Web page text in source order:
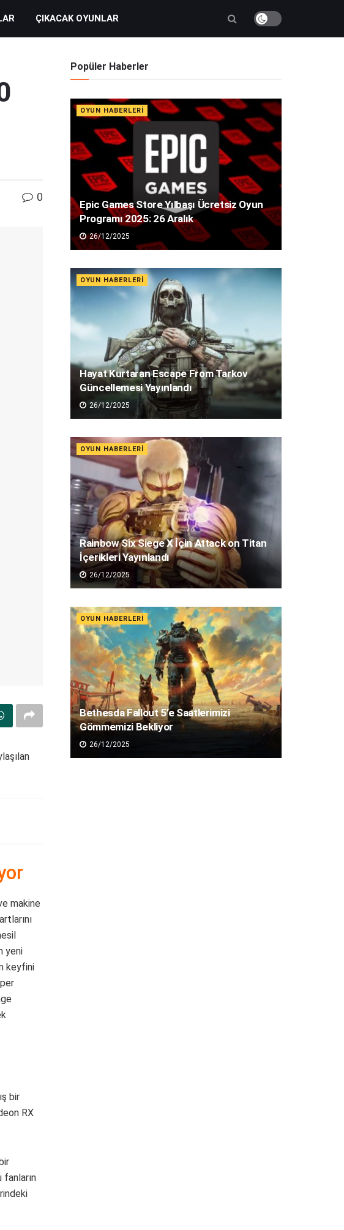
ÇIKACAK OYUNLAR
0
makine
yeni
keyfini
bir
RX
fanların
Popüler Haberler
OYUN HABERLERI
Epic Games Store Yılbaşı Ücretsiz Oyun
Programı 2025: 26 Aralık
26/12/2025
OYUN HABERLERI
Hayat Kurtaran Escape From Tarkov
Güncellemesi Yayınlandı
26/12/2025
OYUN HABERLERI
Rainbow Six Siege X İçin Attack on Titan
İçerikleri Yayınlandı
26/12/2025
OYUN HABERLERI
Bethesda Fallout 5’e Saatlerimizi
Gömmemizi Bekliyor
26/12/2025